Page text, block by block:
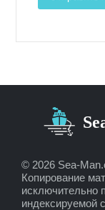
© 2026 Sea-
Копирование
исключительно
индексируемой